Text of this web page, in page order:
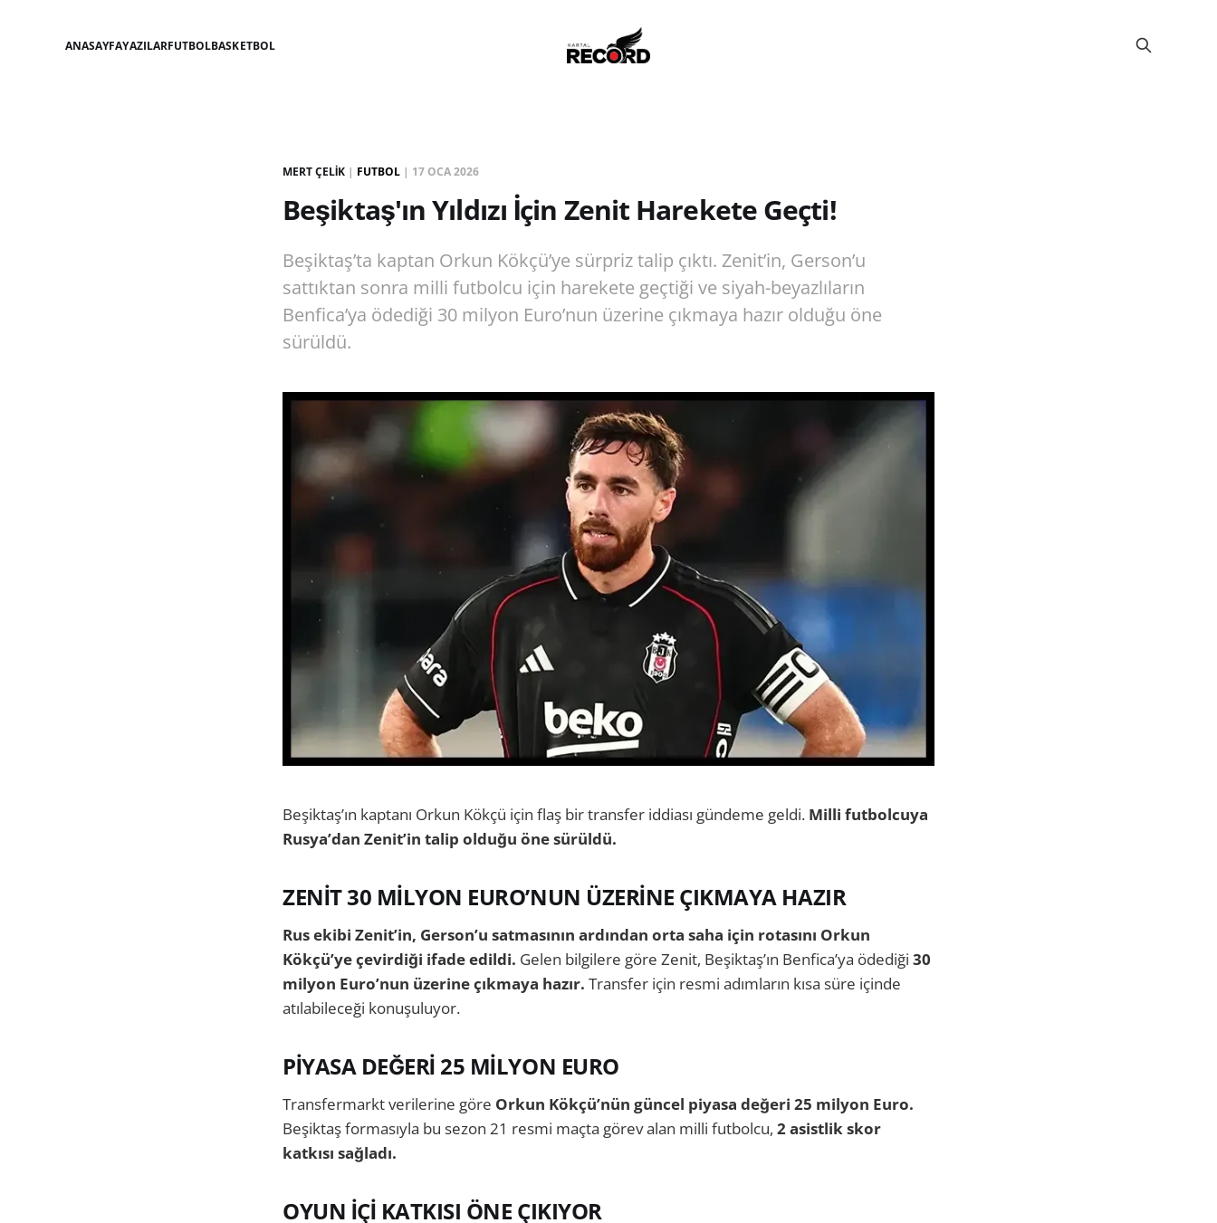
ANASAYFAYAZILARFUTBOLBASKETBOL
MERT ÇELIK | FUTBOL | 17 OCA 2026
Beşiktaş'ın Yıldızı İçin Zenit Harekete Geçti!
Beşiktaş’ta kaptan Orkun Kökçü’ye sürpriz talip çıktı. Zenit’in, Gerson’u
sattıktan sonra milli futbolcu için harekete geçtiği ve siyah-beyazlıların
Benfica’ya ödediği 30 milyon Euro’nun üzerine çıkmaya hazır olduğu öne
sürüldü.
Beşiktaş’ın kaptanı Orkun Kökçü için flaş bir transfer iddiası gündeme geldi. Milli futbolcuya
Rusya’dan Zenit’in talip olduğu öne sürüldü.
ZENİT 30 MİLYON EURO’NUN ÜZERİNE ÇIKMAYA HAZIR
Rus ekibi Zenit’in, Gerson’u satmasının ardından orta saha için rotasını Orkun
Kökçü’ye çevirdiği ifade edildi. Gelen bilgilere göre Zenit, Beşiktaş’ın Benfica’ya ödediği 30
milyon Euro’nun üzerine çıkmaya hazır. Transfer için resmi adımların kısa süre içinde
atılabileceği konuşuluyor.
PİYASA DEĞERİ 25 MİLYON EURO
Transfermarkt verilerine göre Orkun Kökçü’nün güncel piyasa değeri 25 milyon Euro.
Beşiktaş formasıyla bu sezon 21 resmi maçta görev alan milli futbolcu, 2 asistlik skor
katkısı sağladı.
OYUN İÇİ KATKISI ÖNE ÇIKIYOR